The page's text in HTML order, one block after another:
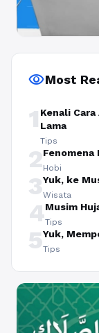
visibilityMost
1 Kenali Cara
Lama
Tips
2Fenomena
Hobi
3Yuk, ke
Wisata
4Musim
Tips
5Yuk,
Tips